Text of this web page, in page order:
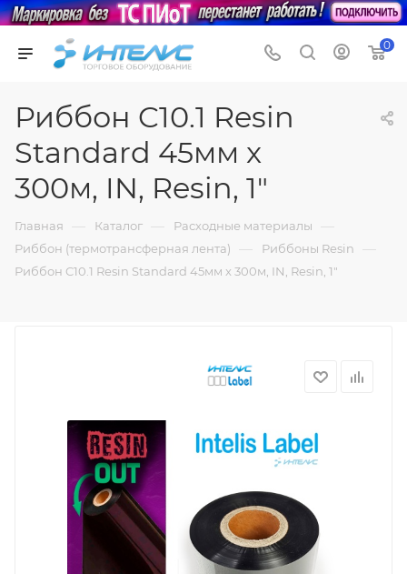
0
Риббон C10.1 Resin
Standard 45мм x
300м, IN, Resin, 1"
Главная — Каталог — Расходные материалы —
Риббон (термотрансферная лента) — Риббоны Resin —
Риббон C10.1 Resin Standard 45мм x 300м, IN, Resin, 1"